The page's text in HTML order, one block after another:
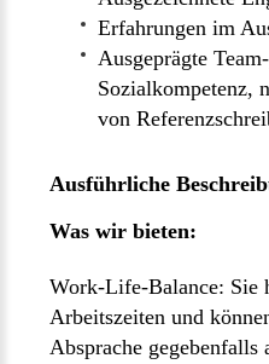
Erfahrungen im
Ausgeprägte
Sozialkompetenz,
von
Ausführliche
Was wir bieten:
Work-Life-Balance: Sie
Arbeitszeiten und
Absprache